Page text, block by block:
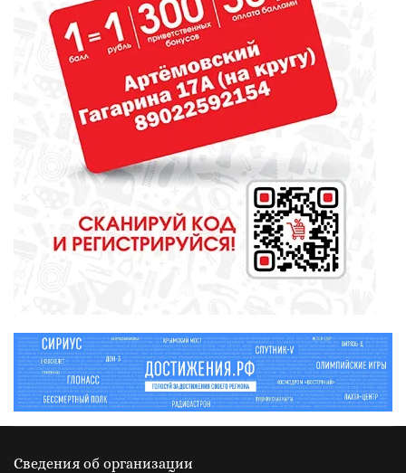
МЕДИЦИНА
От диеты до режима: все о
питании при грудном
вскармливании
СПОРТ
полицейского
Сведения об организации